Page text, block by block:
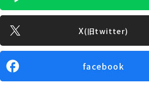
X(旧twitter)
facebook